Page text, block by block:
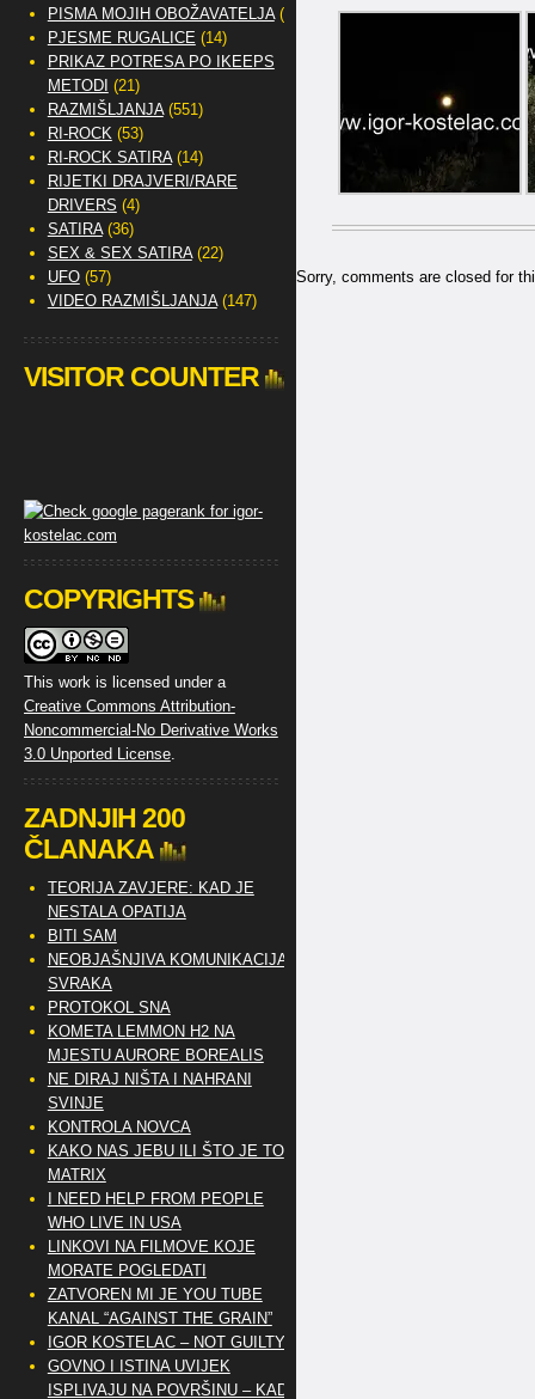
Sorry, comments are closed for
PISMA MOJIH OBOŽAVATELJA(2)
PJESME RUGALICE (14)
PRIKAZ POTRESA PO IKEEPS
METODI (21)
RAZMIŠLJANJA(551)
RI-ROCK(53)
RI-ROCK SATIRA(14)
RIJETKI DRAJVERI/RARE
DRIVERS (4)
SATIRA(36)
SEX & SEX SATIRA(22)
UFO(57)
VIDEO RAZMIŠLJANJA(147)
VISITOR COUNTER
COPYRIGHTS
This work is licensed under a
Creative Commons Attribution-
Noncommercial-No Derivative Works
3.0 Unported License.
ZADNJIH 200
ČLANAKA
TEORIJA ZAVJERE: KAD JE
NESTALA OPATIJA
BITI SAM
NEOBJAŠNJIVA KOMUNIKACIJA
SVRAKA
PROTOKOL SNA
KOMETA LEMMON H2 NA
MJESTU AURORE BOREALIS
NE DIRAJ NIŠTA I NAHRANI
SVINJE
KONTROLA NOVCA
KAKO NAS JEBU ILI ŠTO JE TO
MATRIX
I NEED HELP FROM PEOPLE
WHO LIVE IN USA
LINKOVI NA FILMOVE KOJE
MORATE POGLEDATI
ZATVOREN MI JE YOU TUBE
KANAL “AGAINST THE GRAIN”
IGOR KOSTELAC – NOT GUILTY
GOVNO I ISTINA UVIJEK
ISPLIVAJU NA POVRŠINU – KAD